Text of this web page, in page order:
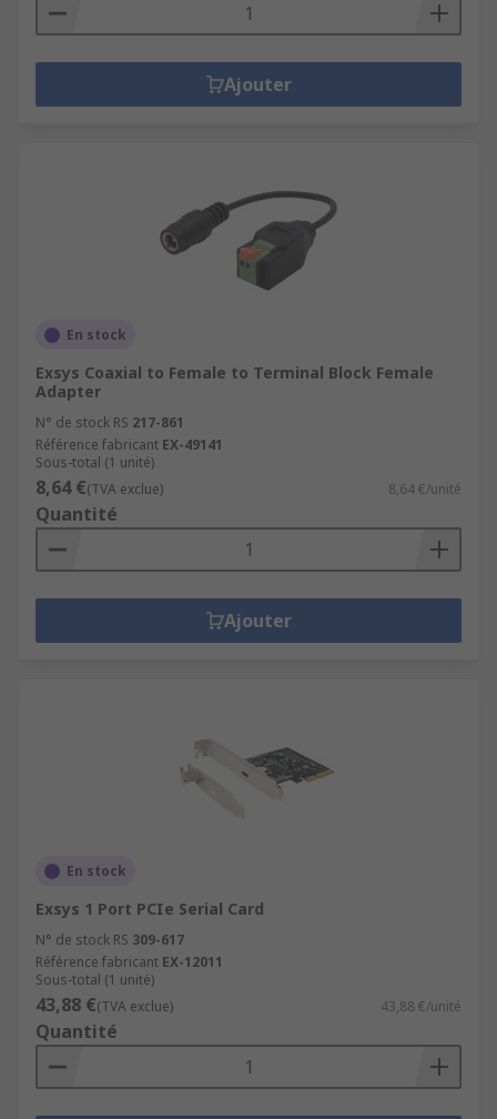
Ajouter
En stock
Exsys Coaxial to Female to Terminal Block Female
Adapter
N° de stock RS 217-861
Référence fabricant EX-49141
Sous-total (1 unité)
8,64 €(TVA exclue) 8,64 €/unité
Quantité
Ajouter
En stock
Exsys 1 Port PCIe Serial Card
N° de stock RS 309-617
Référence fabricant EX-12011
Sous-total (1 unité)
43,88 €(TVA exclue) 43,88 €/unité
Quantité